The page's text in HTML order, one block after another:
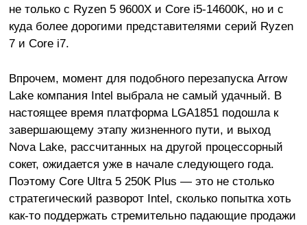
не только с Ryzen 5 9600X и Core i5-14600K, но и с
куда более дорогими представителями серий Ryzen
7 и Core i7.
Впрочем, момент для подобного перезапуска Arrow
Lake компания Intel выбрала не самый удачный. В
настоящее время платформа LGA1851 подошла к
завершающему этапу жизненного пути, и выход
Nova Lake, рассчитанных на другой процессорный
сокет, ожидается уже в начале следующего года.
Поэтому Core Ultra 5 250K Plus — это не столько
стратегический разворот Intel, сколько попытка хоть
как-то поддержать стремительно падающие продажи